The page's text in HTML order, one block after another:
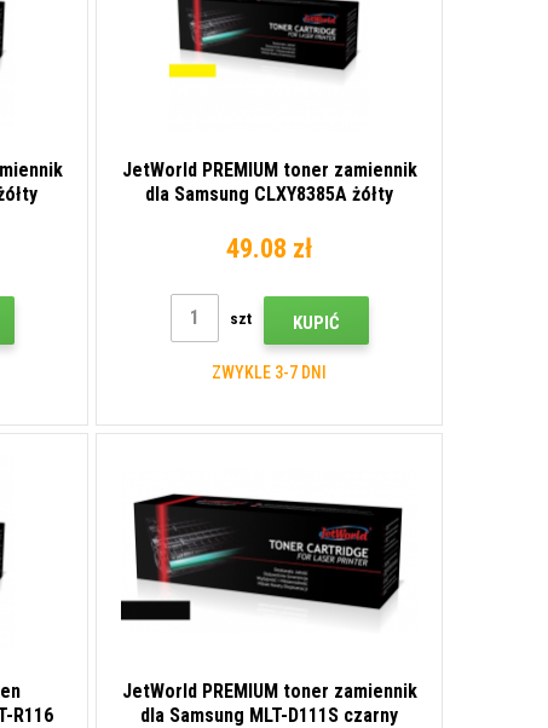
JetWorld PREMIUM toner zamiennik
dla Samsung CLXY8385A żółty
49.08 zł
szt KUPIĆ
ZWYKLE 3-7 DNI
R116
JetWorld PREMIUM toner zamiennik
dla Samsung MLT-D111S czarny